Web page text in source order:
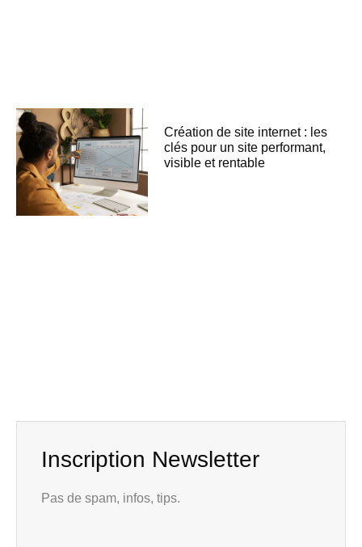
Création de site internet : les
clés pour un site performant,
visible et rentable
Inscription Newsletter
Pas de spam, infos, tips.